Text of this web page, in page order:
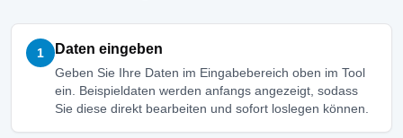
1 Daten eingeben
Geben Sie Ihre Daten im Eingabebereich oben im Tool
ein. Beispieldaten werden anfangs angezeigt, sodass
Sie diese direkt bearbeiten und sofort loslegen können.